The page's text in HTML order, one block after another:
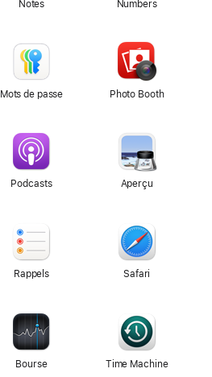
Notes Numbers
Mots de passe Photo Booth
Podcasts Aperçu
Rappels Safari
Bourse Time Machine